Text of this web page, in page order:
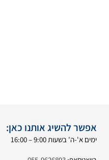
אפשר להשיג אותנו כאן:
ימים א'-ה' בשעות 9:00 – 16:00